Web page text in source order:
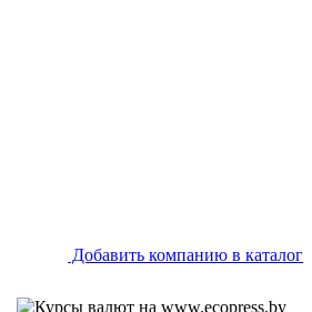
Добавить компанию в каталог